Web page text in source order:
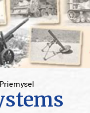
Priemysel